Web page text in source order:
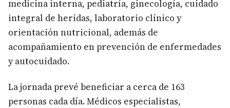
medicina interna, pediatría, ginecología, cuidado
integral de heridas, laboratorio clínico y
orientación nutricional, además de
acompañamiento en prevención de enfermedades
y autocuidado.
La jornada prevé beneficiar a cerca de 163
personas cada día. Médicos especialistas,